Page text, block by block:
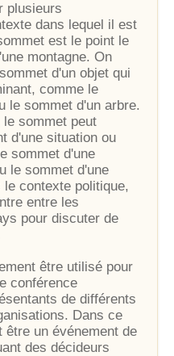
plusieurs
dans lequel il est
est le point le
montagne. On
d'un objet qui
comme le
le sommet d'un arbre.
sommet peut
d'une situation ou
sommet d'une
le sommet d'une
contexte politique,
entre les
pour discuter de
être utilisé pour
conférence
de différents
Dans ce
un événement de
des décideurs